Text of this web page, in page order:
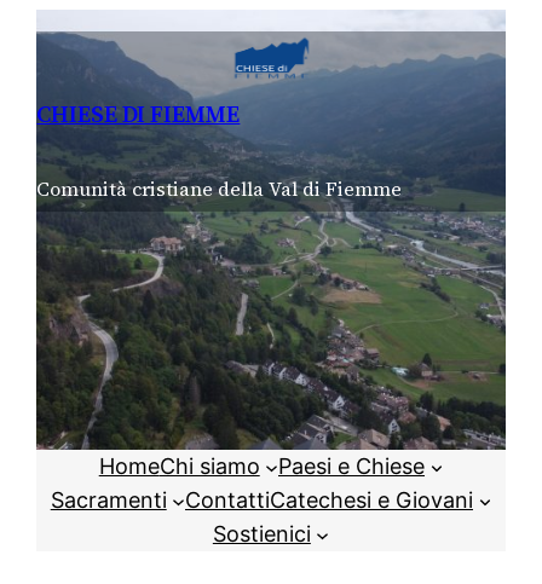
CHIESE DI FIEMME
Comunità cristiane della Val di Fiemme
HomeChi siamo
Paesi e Chiese
Sacramenti
ContattiCatechesi e Giovani
Sostienici